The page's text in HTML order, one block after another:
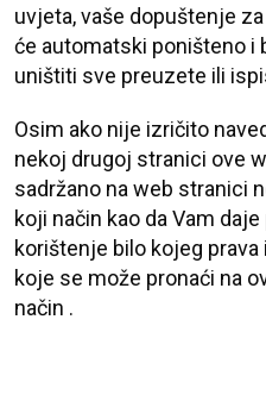
uvjeta, vaše dopuštenje
će automatski poništeno i
uništiti sve preuzete ili
Osim ako nije izričito
nekoj drugoj stranici ove
sadržano na web stranici
koji način kao da Vam
korištenje bilo kojeg
koje se može pronaći na
način .